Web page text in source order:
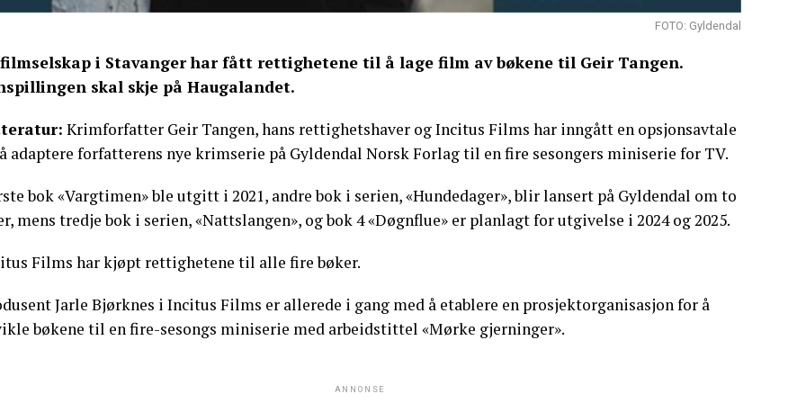
FOTO: Gyldendal
i Stavanger har fått rettighetene til å lage film av bøkene til Geir Tangen.
skal skje på Haugalandet.
Krimforfatter Geir Tangen, hans rettighetshaver og Incitus Films har inngått en opsjonsavtale
adaptere forfatterens nye krimserie på Gyldendal Norsk Forlag til en fire sesongers miniserie for TV.
bok «Vargtimen» ble utgitt i 2021, andre bok i serien, «Hundedager», blir lansert på Gyldendal om to
mens tredje bok i serien, «Nattslangen», og bok 4 «Døgnflue» er planlagt for utgivelse i 2024 og 2025.
Films har kjøpt rettighetene til alle fire bøker.
Jarle Bjørknes i Incitus Films er allerede i gang med å etablere en prosjektorganisasjon for å
bøkene til en fire-sesongs miniserie med arbeidstittel «Mørke gjerninger».
ANNONSE